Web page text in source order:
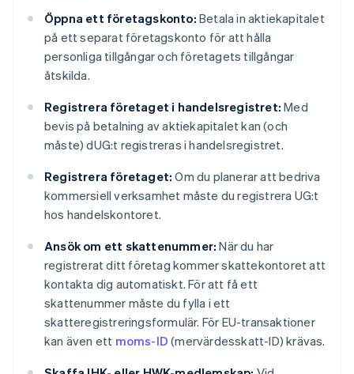
Öppna ett företagskonto: Betala in aktiekapitalet
på ett separat företagskonto för att hålla
personliga tillgångar och företagets tillgångar
åtskilda.
Registrera företaget i handelsregistret: Med
bevis på betalning av aktiekapitalet kan (och
måste) dUG:t registreras i handelsregistret.
Registrera företaget: Om du planerar att bedriva
kommersiell verksamhet måste du registrera UG:t
hos handelskontoret.
Ansök om ett skattenummer: När du har
registrerat ditt företag kommer skattekontoret att
kontakta dig automatiskt. För att få ett
skattenummer måste du fylla i ett
skatteregistreringsformulär. För EU-transaktioner
kan även ett moms-ID (mervärdesskatt-ID) krävas.